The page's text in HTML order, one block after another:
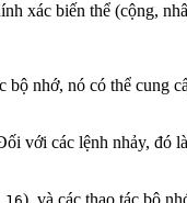
xác biến thể (cộng,
nhớ, nó có thể cung
với các lệnh nhảy, đó